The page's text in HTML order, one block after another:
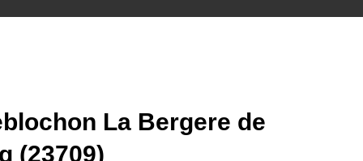
La Bergere de
(23709)